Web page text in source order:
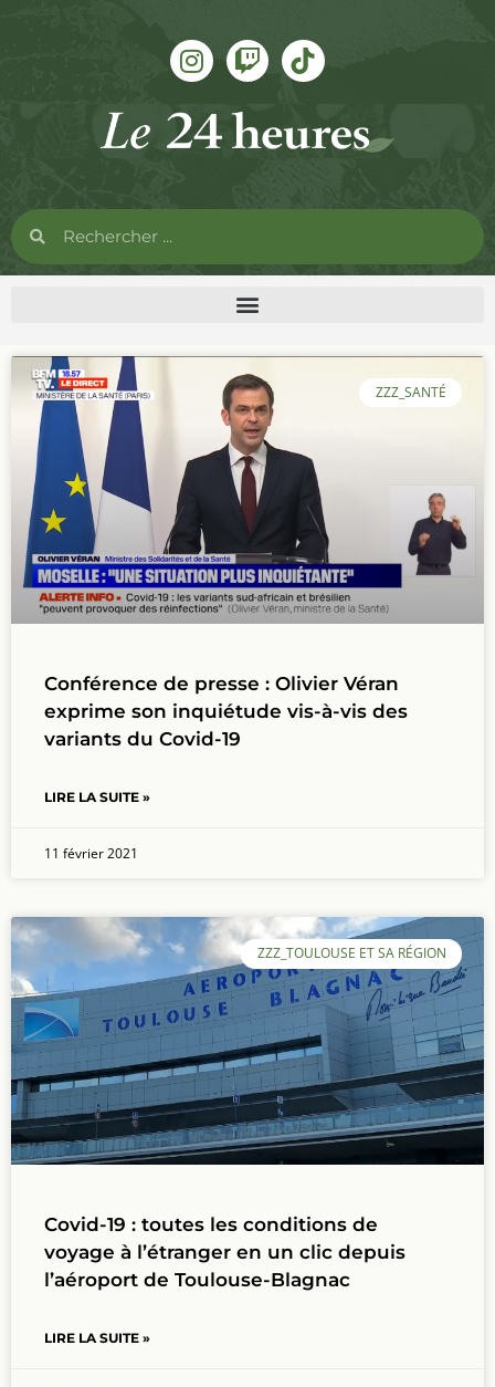
ZZZ_SANTÉ
Conférence de presse : Olivier Véran
exprime son inquiétude vis-à-vis des
variants du Covid-19
LIRE LA SUITE »
11 février 2021
ZZZ_TOULOUSE ET SA RÉGION
Covid-19 : toutes les conditions de
voyage à l’étranger en un clic depuis
l’aéroport de Toulouse-Blagnac
LIRE LA SUITE »